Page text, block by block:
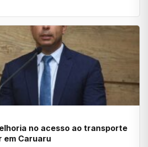
no acesso ao transporte
em Caruaru